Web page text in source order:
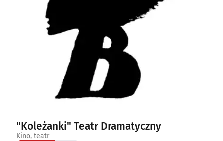
"Koleżanki" Teatr Dramatyczny
Kino, teatr